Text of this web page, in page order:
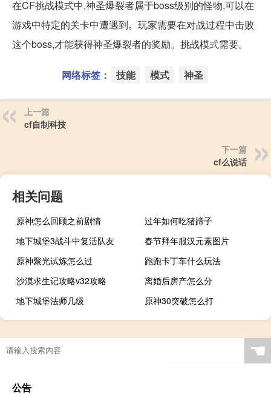
在CF挑战模式中,神圣爆裂者属于boss级别的怪物,可以在
游戏中特定的关卡中遭遇到。玩家需要在对战过程中击败
这个boss,才能获得神圣爆裂者的奖励。挑战模式需要。
网络标签： 技能 模式 神圣
上一篇
cf自制科技
下一篇
cf么说话
相关问题
原神怎么回顾之前剧情
过年如何吃猪蹄子
地下城堡3战斗中复活队友
春节拜年服汉元素图片
原神聚光试炼怎么过
跑跑卡丁车什么玩法
沙漠求生记攻略v32攻略
离婚后房产怎么分
地下城堡法师几级
原神30突破怎么打
☚
公告